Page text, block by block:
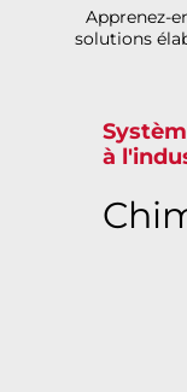
Apprenez-
solutions
Systèmes
à